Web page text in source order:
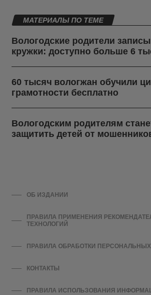
МАТЕРИАЛЫ ПО ТЕМЕ
Вологодские родители
кружки: доступно больше 6
60 тысяч вологжан обучили
грамотности бесплатно
Вологодским родителям
защитить детей от
ОБ ИЗДАНИИ
ПРАВИЛА ПРИМЕНЕНИЯ
ТЕХНОЛОГИЙ
ПРАВИЛА ОБРАБОТКИ
КОНТАКТЫ
ПРАВИЛА ИСПОЛЬЗОВАНИЯ